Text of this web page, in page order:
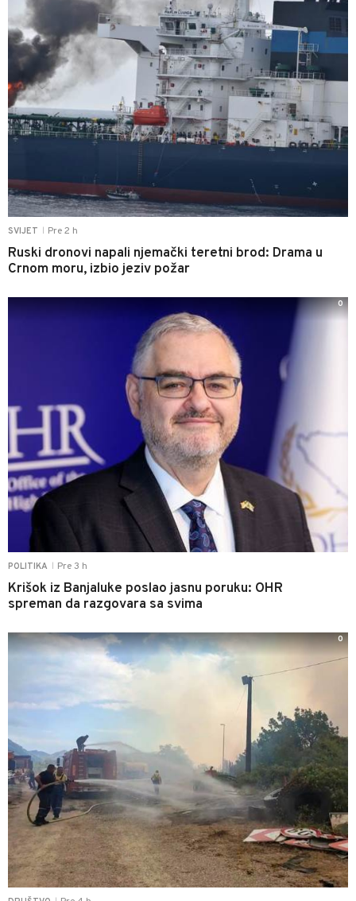
SVIJET Pre 2 h
Ruski dronovi napali njemački teretni brod: Drama u
Crnom moru, izbio jeziv požar
POLITIKA Pre 3 h
Krišok iz Banjaluke poslao jasnu poruku: OHR
spreman da razgovara sa svima
0
0